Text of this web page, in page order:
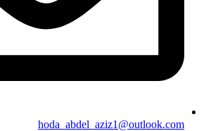
hoda_abdel_aziz1@outlook.com